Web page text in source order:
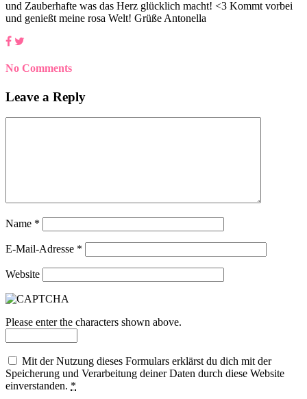
und Zauberhafte was das Herz glücklich macht! <3 Kommt vorbei
und genießt meine rosa Welt! Grüße Antonella
No Comments
Leave a Reply
Name *
E-Mail-Adresse *
Website
Please enter the characters shown above.
Mit der Nutzung dieses Formulars erklärst du dich mit der
Speicherung und Verarbeitung deiner Daten durch diese Website
einverstanden. *